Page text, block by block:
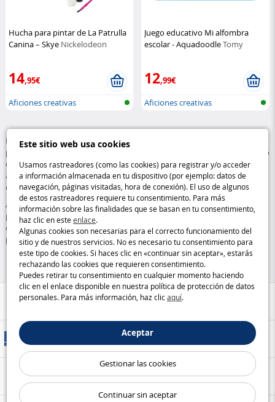
Este sitio web usa cookies
Usamos rastreadores (como las cookies) para registrar y/o acceder
a información almacenada en tu dispositivo (por ejemplo: datos de
navegación, páginas visitadas, hora de conexión). El uso de algunos
de estos rastreadores requiere tu consentimiento. Para más
información sobre las finalidades que se basan en tu consentimiento,
haz clic en esteenlace.
Algunas cookies son necesarias para el correcto funcionamiento del
sitio y de nuestros servicios. No es necesario tu consentimiento para
este tipo de cookies. Si haces clic en «continuar sin aceptar», estarás
rechazando las cookies que requieren consentimiento.
Puedes retirar tu consentimiento en cualquier momento haciendo
clic en el enlace disponible en nuestra política de protección de datos
personales. Para más información, haz clicaquí.
Aceptar
Gestionar las cookies
Continuar sin aceptar
Hucha para pintar de La Patrulla
Canina – Skye Nickelodeon
14,95€
Aficiones creativas
Juego educativo Mi alfombra
escolar - AquadoodleTomy
12,99€
Aficiones creativas
Los pasatiempos creativos reúnen una amplia variedad de actividades
prácticas: desde el dibujo y las manualidades hasta la creación de joyas o
decoraciones personalizadas. Permiten a todos, tanto a niños como a
adultos, dejar volar su imaginación mientras desarrollan habilidades
como la concentración y la destreza.
Además de los kits de creación tradicionales, encontrarás artículos para
personalizar, perfectos para crear piezas únicas y a medida. Actividades
enriquecedoras que combinan diversión, creatividad y originalidad,
perfectas para desconectar y disfrutar creando algo propio
Ayuda / Contacto
Métodos de entrega
Pago seguro